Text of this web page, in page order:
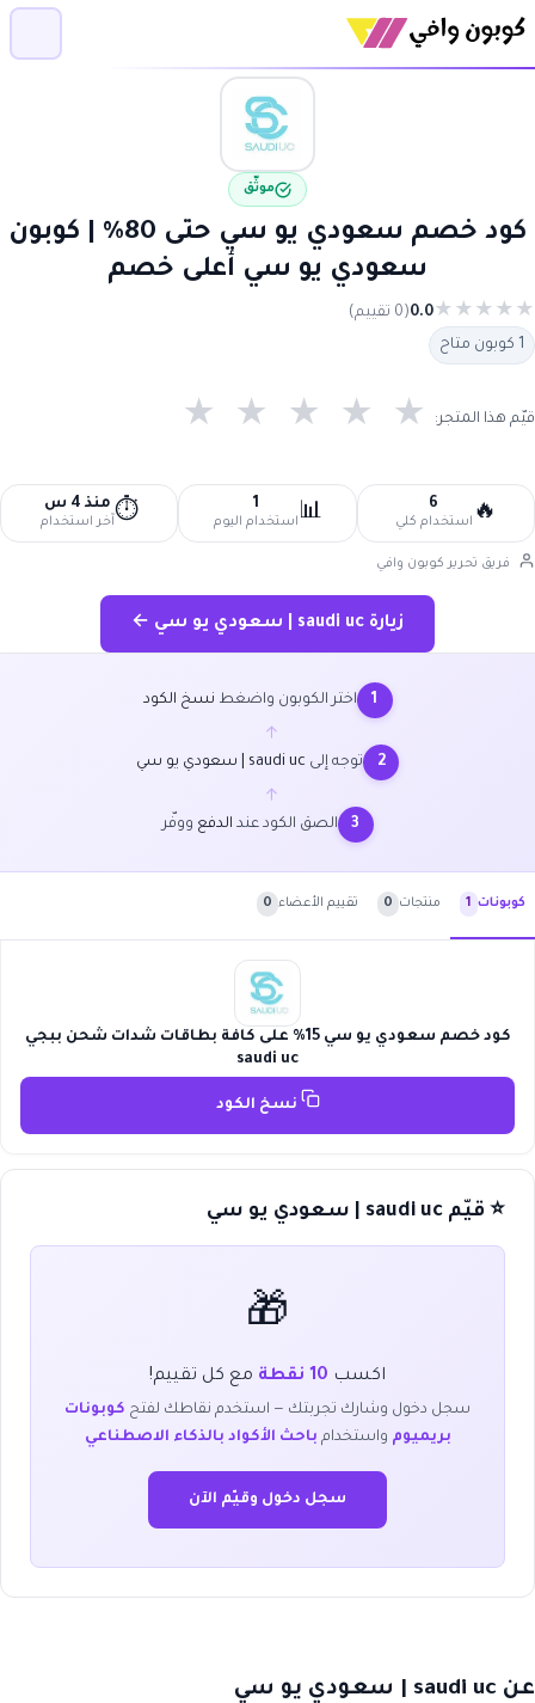
موثّق
كود خصم سعودي يو سي حتى 80% | كوبون
سعودي يو سي أعلى خصم
★
★
★
★
★
0.0(0 تقييم)
1 كوبون متاح
قيّم هذا المتجر: ★ ★ ★ ★ ★
🔥
6
استخدام كلي 📊
1
استخدام اليوم ⏱️ منذ 4 س
آخر استخدام
فريق تحرير كوبون وافي
زيارة saudi uc | سعودي يو سي ←
1 اختر الكوبون واضغط نسخ الكود
←
2 توجه إلى saudi uc | سعودي يو سي
←
3 الصق الكود عند الدفع ووفّر
كوبونات 1 منتجات 0 تقييم الأعضاء 0
كود خصم سعودي يو سي 15% على كافة بطاقات شدات شحن ببجي
saudi uc
نسخ الكود
⭐ قيّم saudi uc | سعودي يو سي
🎁
اكسب 10 نقطة مع كل تقييم!
سجل دخول وشارك تجربتك — استخدم نقاطك لفتح كوبونات
بريميوم واستخدام باحث الأكواد بالذكاء الاصطناعي
سجل دخول وقيّم الآن
عن saudi uc | سعودي يو سي